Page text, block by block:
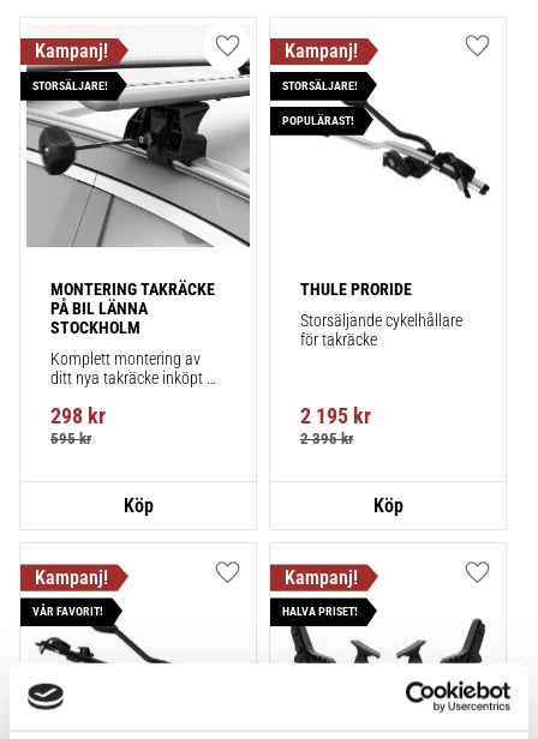
MONTERING TAKRÄCKE
PÅ BIL LÄNNA
STOCKHOLM
Komplett montering av
ditt nya takräcke inköpt
montering på din bil.
298 kr
595kr
STORSÄLJARE!
Lägg till i favoriter
THULE PRORIDE
Storsäljande cykelhållare
för takräcke
2 195 kr
2 395kr
STORSÄLJARE!
POPULÄRAST!
Lägg
VÅR FAVORIT!
Lägg till i favoriter
HALVA PRISET!
Lägg